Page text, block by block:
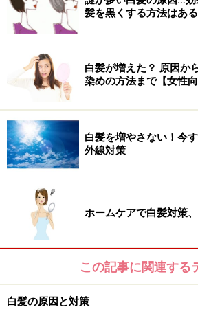
については、さまざまな通説やウワ
らを鵜呑みにしてしまうと、悪影響
回は、白髪にまつわるウソ・ホント
リンク： 抜くと増える？女性の白髪にまつわるウソ・ホ
白髪染めはしない方がいい
本を知ろう
ヘアカラーは、髪への負担を考
方が良いでしょう。しかし、女
おしゃれを楽しんだり、白髪を
ダメージがかかるヘアカラーは
れば2ヶ月以上間隔をおいてから
髪を黒くする方法はあ
白髪が増えた？ 原因か
染めの方法まで【女性向
白髪を増やさない！今
外線対策
ホームケアで白髪対策
この記事に関連する
白髪の原因と対策